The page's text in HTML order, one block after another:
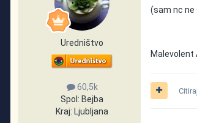
Uredništvo
60,5k
Spol: Bejba
Kraj: Ljubljana
(sam nc
Malevolent
Citiraj